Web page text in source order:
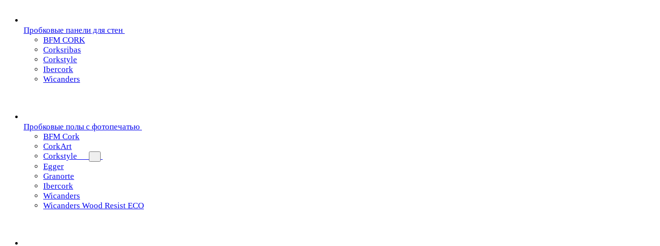
Пробковые панели для стен
BFM CORK
Corksribas
Corkstyle
Ibercork
Wicanders
Пробковые полы с фотопечатью
BFM Cork
CorkArt
Corkstyle
Egger
Granorte
Ibercork
Wicanders
Wicanders Wood Resist ECO